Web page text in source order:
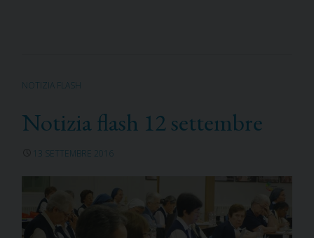
NOTIZIA FLASH
Notizia flash 12 settembre
13 SETTEMBRE 2016